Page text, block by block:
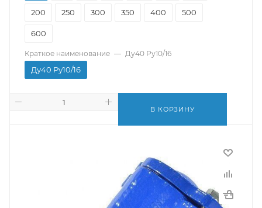
200 250 300 350 400 500
600
Краткое наименование — Ду40 Ру10/16
Ду40 Ру10/16
В КОРЗИНУ